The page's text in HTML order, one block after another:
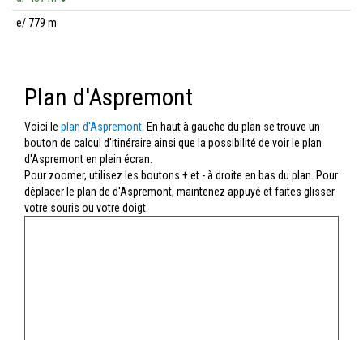
e/ 779 m
Plan d'Aspremont
Voici le plan d'Aspremont . En haut à gauche du plan se trouve un
bouton de calcul d'itinéraire ainsi que la possibilité de voir le plan
d'Aspremont en plein écran.
Pour zoomer, utilisez les boutons + et - à droite en bas du plan. Pour
déplacer le plan de d'Aspremont, maintenez appuyé et faites glisser
votre souris ou votre doigt.